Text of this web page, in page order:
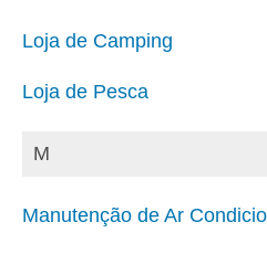
Loja de Camping
Loja de Pesca
M
Manutenção de Ar